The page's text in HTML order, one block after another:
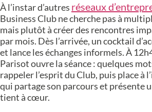
À l’instar d’autres réseaux
Business Club ne cherche pas à
mais plutôt à créer des rencontres
par mois. Dès l’arrivée, un cocktail
et lance les échanges informels. À
Parisot ouvre la séance : quelques
rappeler l’esprit du Club, puis place à
qui partage son parcours et présente
tient à cœur.